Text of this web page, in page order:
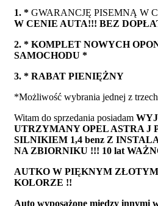
1. * GWARANCJĘ PISEMNĄ W
W CENIE AUTA!!! BEZ
2. * KOMPLET NOWYCH
SAMOCHODU *
3. * RABAT PIENIĘŻNY
*Możliwość wybrania jednej z
Witam do sprzedania posiadam
UTRZYMANY OPEL ASTRA J
SILNIKIEM 1,4 benz Z
NA ZBIORNIKU !!! 10 lat
AUTKO W PIĘKNYM
KOLORZE !!
Auto wyposażone między innymi